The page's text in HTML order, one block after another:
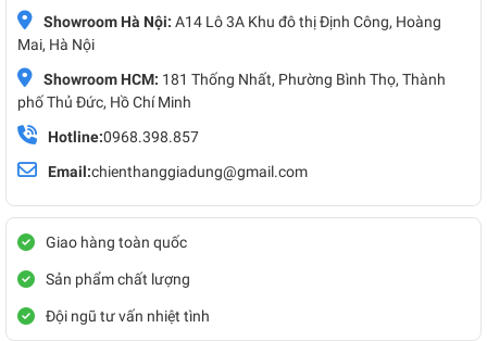
Showroom Hà Nội: A14 Lô 3A Khu đô thị Định Công, Hoàng
Mai, Hà Nội
Showroom HCM: 181 Thống Nhất, Phường Bình Thọ, Thành
phố Thủ Đức, Hồ Chí Minh
Hotline:0968.398.857
Email:chienthanggiadung@gmail.com
Giao hàng toàn quốc
Sản phẩm chất lượng
Đội ngũ tư vấn nhiệt tình